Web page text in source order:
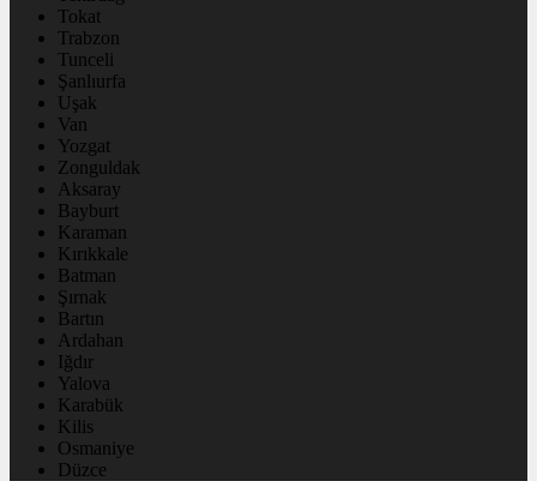
Tokat
Trabzon
Tunceli
Şanlıurfa
Uşak
Van
Yozgat
Zonguldak
Aksaray
Bayburt
Karaman
Kırıkkale
Batman
Şırnak
Bartın
Ardahan
Iğdır
Yalova
Karabük
Kilis
Osmaniye
Düzce